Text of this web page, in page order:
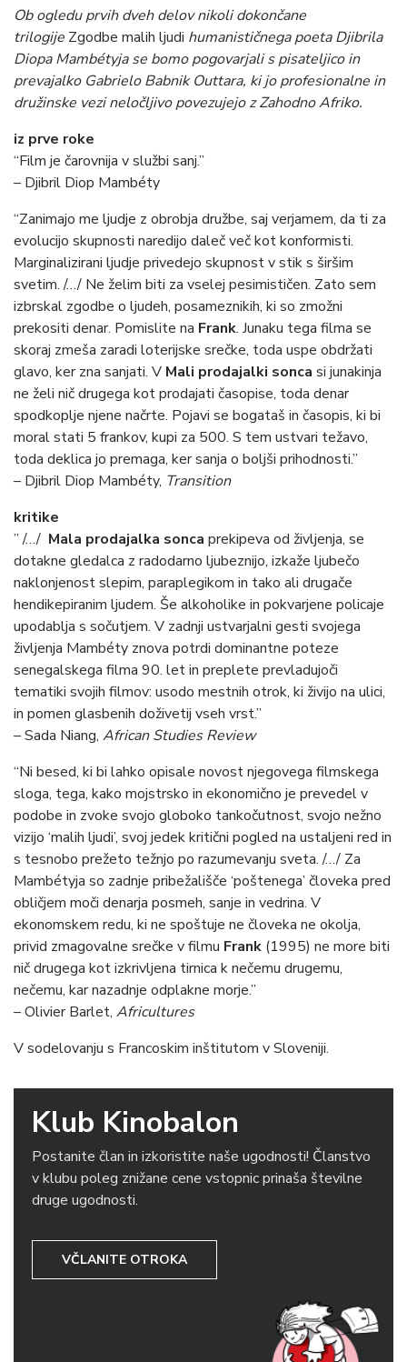
Ob ogledu prvih dveh delov nikoli dokončane
trilogije Zgodbe malih ljudi humanističnega poeta Djibrila
Diopa Mambétyja se bomo pogovarjali s pisateljico in
prevajalko Gabrielo Babnik Outtara, ki jo profesionalne in
družinske vezi neločljivo povezujejo z Zahodno Afriko.
iz prve roke
“Film je čarovnija v službi sanj.”
– Djibril Diop Mambéty
“Zanimajo me ljudje z obrobja družbe, saj verjamem, da ti za
evolucijo skupnosti naredijo daleč več kot konformisti.
Marginalizirani ljudje privedejo skupnost v stik s širšim
svetim. /…/ Ne želim biti za vselej pesimističen. Zato sem
izbrskal zgodbe o ljudeh, posameznikih, ki so zmožni
prekositi denar. Pomislite na Frank. Junaku tega filma se
skoraj zmeša zaradi loterijske srečke, toda uspe obdržati
glavo, ker zna sanjati. V Mali prodajalki sonca si junakinja
ne želi nič drugega kot prodajati časopise, toda denar
spodkoplje njene načrte. Pojavi se bogataš in časopis, ki bi
moral stati 5 frankov, kupi za 500. S tem ustvari težavo,
toda deklica jo premaga, ker sanja o boljši prihodnosti.”
– Djibril Diop Mambéty, Transition
kritike
” /…/ Mala prodajalka sonca prekipeva od življenja, se
dotakne gledalca z radodarno ljubeznijo, izkaže ljubečo
naklonjenost slepim, paraplegikom in tako ali drugače
hendikepiranim ljudem. Še alkoholike in pokvarjene policaje
upodablja s sočutjem. V zadnji ustvarjalni gesti svojega
življenja Mambéty znova potrdi dominantne poteze
senegalskega filma 90. let in preplete prevladujoči
tematiki svojih filmov: usodo mestnih otrok, ki živijo na ulici,
in pomen glasbenih doživetij vseh vrst.”
– Sada Niang, African Studies Review
“Ni besed, ki bi lahko opisale novost njegovega filmskega
sloga, tega, kako mojstrsko in ekonomično je prevedel v
podobe in zvoke svojo globoko tankočutnost, svojo nežno
vizijo ‘malih ljudi’, svoj jedek kritični pogled na ustaljeni red in
s tesnobo prežeto težnjo po razumevanju sveta. /…/ Za
Mambétyja so zadnje pribežališče ‘poštenega’ človeka pred
obličjem moči denarja posmeh, sanje in vedrina. V
ekonomskem redu, ki ne spoštuje ne človeka ne okolja,
privid zmagovalne srečke v filmu Frank (1995) ne more biti
nič drugega kot izkrivljena tirnica k nečemu drugemu,
nečemu, kar nazadnje odplakne morje.”
– Olivier Barlet, Africultures
V sodelovanju s Francoskim inštitutom v Sloveniji.
Klub Kinobalon
Postanite član in izkoristite naše ugodnosti! Članstvo
v klubu poleg znižane cene vstopnic prinaša številne
druge ugodnosti.
VČLANITE OTROKA